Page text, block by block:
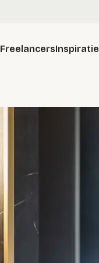
FreelancersInspiratie